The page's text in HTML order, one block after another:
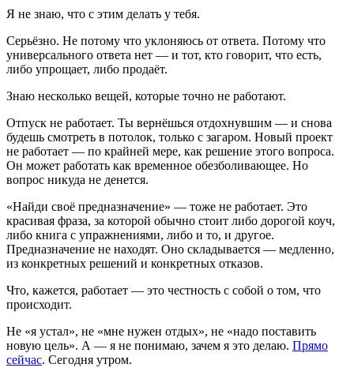
Я не знаю, что с этим делать у тебя.
Серьёзно. Не потому что уклоняюсь от ответа. Потому что
универсального ответа нет — и тот, кто говорит, что есть,
либо упрощает, либо продаёт.
Знаю несколько вещей, которые точно не работают.
Отпуск не работает. Ты вернёшься отдохнувшим — и снова
будешь смотреть в потолок, только с загаром. Новый проект
не работает — по крайней мере, как решение этого вопроса.
Он может работать как временное обезболивающее. Но
вопрос никуда не денется.
«Найди своё предназначение» — тоже не работает. Это
красивая фраза, за которой обычно стоит либо дорогой коуч,
либо книга с упражнениями, либо и то, и другое.
Предназначение не находят. Оно складывается — медленно,
из конкретных решений и конкретных отказов.
Что, кажется, работает — это честность с собой о том, что
происходит.
Не «я устал», не «мне нужен отдых», не «надо поставить
новую цель». А — я не понимаю, зачем я это делаю. Прямо
сейчас. Сегодня утром.